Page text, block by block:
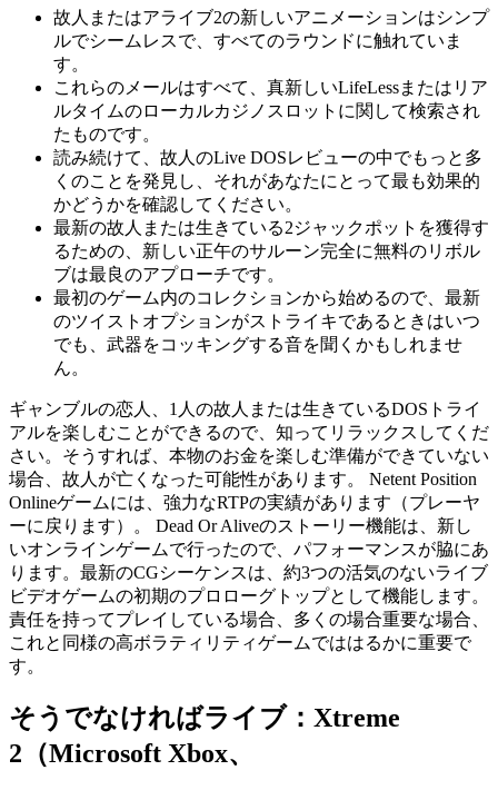
故人またはアライブ2の新しいアニメーションはシンプ
ルでシームレスで、すべてのラウンドに触れていま
す。
これらのメールはすべて、真新しいLifeLessまたはリア
ルタイムのローカルカジノスロットに関して検索され
たものです。
読み続けて、故人のLive DOSレビューの中でもっと多
くのことを発見し、それがあなたにとって最も効果的
かどうかを確認してください。
最新の故人または生きている2ジャックポットを獲得す
るための、新しい正午のサルーン完全に無料のリボル
ブは最良のアプローチです。
最初のゲーム内のコレクションから始めるので、最新
のツイストオプションがストライキであるときはいつ
でも、武器をコッキングする音を聞くかもしれませ
ん。
ギャンブルの恋人、1人の故人または生きているDOSトライ
アルを楽しむことができるので、知ってリラックスしてくだ
さい。そうすれば、本物のお金を楽しむ準備ができていない
場合、故人が亡くなった可能性があります。 Netent Position
Onlineゲームには、強力なRTPの実績があります（プレーヤ
ーに戻ります）。 Dead Or Aliveのストーリー機能は、新し
いオンラインゲームで行ったので、パフォーマンスが脇にあ
ります。最新のCGシーケンスは、約3つの活気のないライブ
ビデオゲームの初期のプロローグトップとして機能します。
責任を持ってプレイしている場合、多くの場合重要な場合、
これと同様の高ボラティリティゲームでははるかに重要で
す。
そうでなければライブ：Xtreme
2（Microsoft Xbox、